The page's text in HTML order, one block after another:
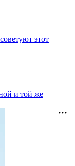
этот
и той же